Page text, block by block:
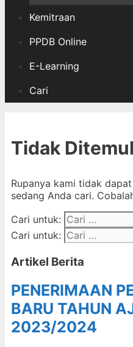
Kemitraan
PPDB Online
E-Learning
Cari
Tidak
Rupanya kami tidak
sedang Anda cari.
Cari untuk:
Cari untuk:
Artikel Berita
PENERIMAAN
BARU TAHUN
2023/2024